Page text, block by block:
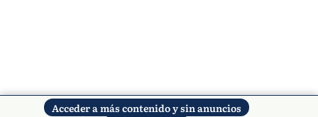
Acceder a más contenido y sin anuncios